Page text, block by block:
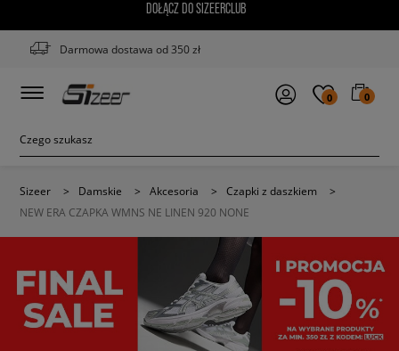
DOŁĄCZ DO SIZEERCLUB
Darmowa dostawa od 350 zł
0 0
Sizeer > Damskie > Akcesoria > Czapki z daszkiem
>
NEW ERA CZAPKA WMNS NE LINEN 920 NONE